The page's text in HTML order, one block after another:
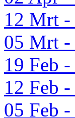
12 Mrt
05 Mrt -
19 Feb
12 Feb
05 Feb